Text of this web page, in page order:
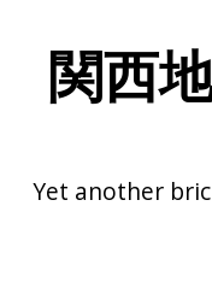
関西
Yet another